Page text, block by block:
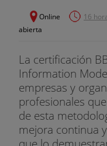
Online 16
abierta
La certificación
Information
empresas y
profesionales
de esta
mejora continua